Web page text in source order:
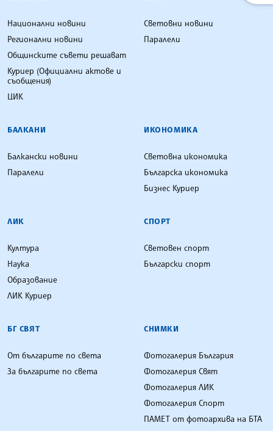
Национални новини
Регионални новини
Общинските съвети решават
Куриер (Официални актове и
съобщения)
ЦИК
Световни новини
Паралели
БАЛКАНИ
Балкански новини
Паралели
ИКОНОМИКА
Световна икономика
Българска икономика
Бизнес Куриер
ЛИК
Култура
Наука
Образование
ЛИК Куриер
СПОРТ
Световен спорт
Български спорт
БГ СВЯТ
От българите по света
За българите по света
СНИМКИ
Фотогалерия България
Фотогалерия Свят
Фотогалерия ЛИК
Фотогалерия Спорт
ПАМЕТ от фотоархива на БТА